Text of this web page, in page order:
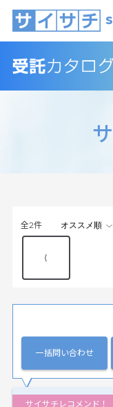
全2件
⟨
一括問い合わせ
サイサチレコメンド！